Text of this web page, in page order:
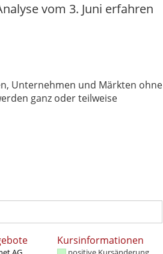
vom 3. Juni erfahren
Unternehmen und Märkten ohne
ganz oder teilweise
Kursinformationen